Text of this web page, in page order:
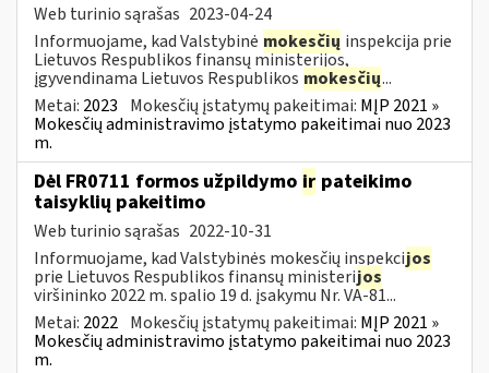
Web turinio sąrašas 2023-04-24
Informuojame, kad Valstybinė mokesčių inspekcija prie
Lietuvos Respublikos finansų ministerijos,
įgyvendinama Lietuvos Respublikos mokesčių...
Metai: 2023 Mokesčių įstatymų pakeitimai: MĮP 2021 »
Mokesčių administravimo įstatymo pakeitimai nuo 2023
m.
Dėl FR0711 formos užpildymo ir pateikimo
taisyklių pakeitimo
Web turinio sąrašas 2022-10-31
Informuojame, kad Valstybinės mokesčių inspekcijos
prie Lietuvos Respublikos finansų ministerijos
viršininko 2022 m. spalio 19 d. įsakymu Nr. VA-81...
Metai: 2022 Mokesčių įstatymų pakeitimai: MĮP 2021 »
Mokesčių administravimo įstatymo pakeitimai nuo 2023
m.